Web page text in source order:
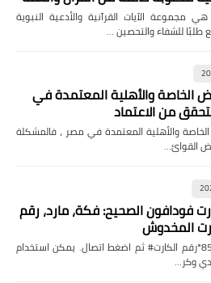
مجموعة الآيات القرآنية والأدعية النبوية
طلبًا للشفاء والتحصين …
الخاصة والأهلية المعتمدة في
من الاعتماد
والأهلية المعتمدة في مصر ، فالمشكلة
القوائ…
فودافون الصحيح: فكة، مارد، رقم
المخدوش
كود شحن كارت فودافون هو: *858*رقم الكارت# ثم اضغط اتصال. يمكن استخدام
وكر…